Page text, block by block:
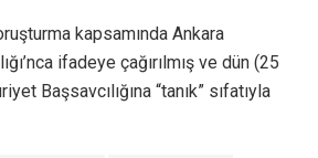
kapsamında Ankara
ifadeye çağırılmış ve dün (25
Başsavcılığına “tanık” sıfatıyla